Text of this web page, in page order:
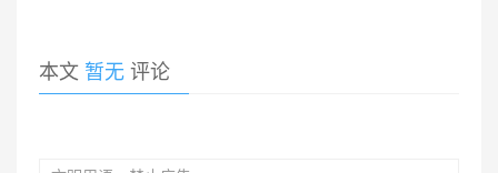
本文 暂无 评论